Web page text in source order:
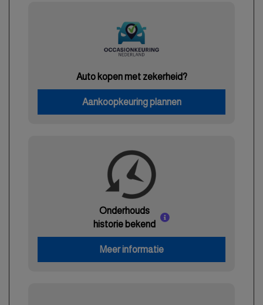
Auto kopen met zekerheid?
Aankoopkeuring plannen
Onderhouds
historie bekend
Meer informatie